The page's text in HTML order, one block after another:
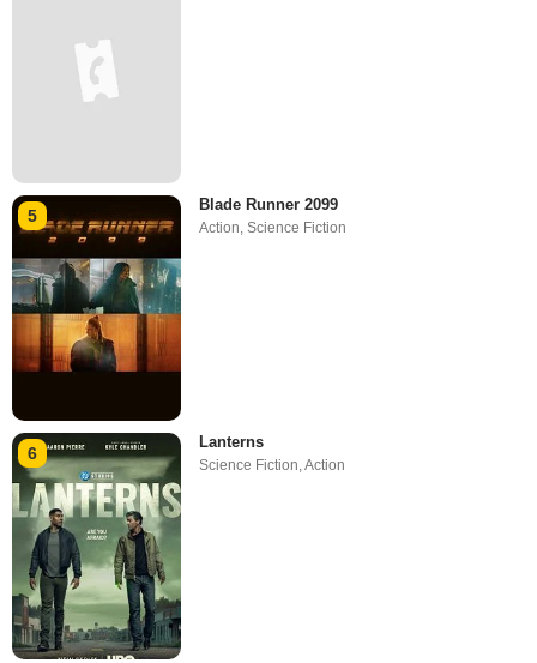
5
Blade Runner 2099
Action,Science Fiction
6
Lanterns
Science Fiction,Action